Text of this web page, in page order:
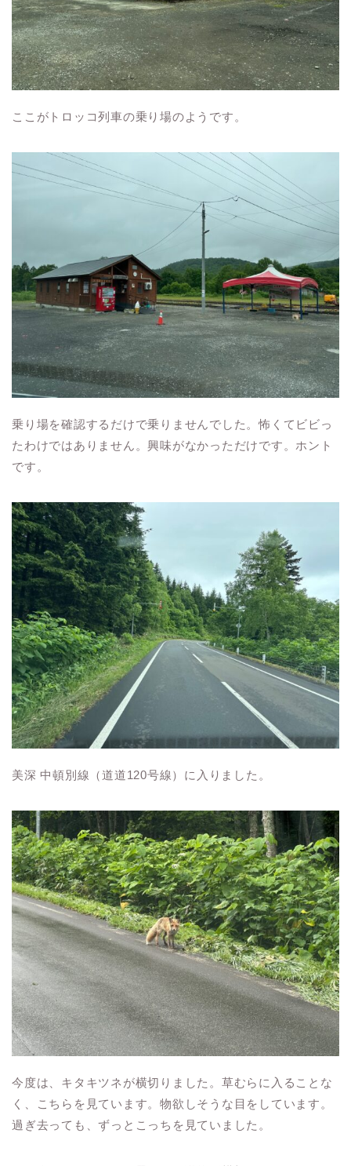
ここがトロッコ列車の乗り場のようです。
乗り場を確認するだけで乗りませんでした。怖くてビビっ
たわけではありません。興味がなかっただけです。ホント
です。
美深 中頓別線（道道120号線）に入りました。
今度は、キタキツネが横切りました。草むらに入ることな
く、こちらを見ています。物欲しそうな目をしています。
過ぎ去っても、ずっとこっちを見ていました。